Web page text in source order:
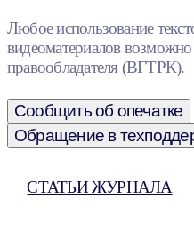
Любое использование
видеоматериалов возможно
правообладателя (ВГТРК).
Сообщить об опечатке
Обращение в
СТАТЬИ ЖУРНАЛА